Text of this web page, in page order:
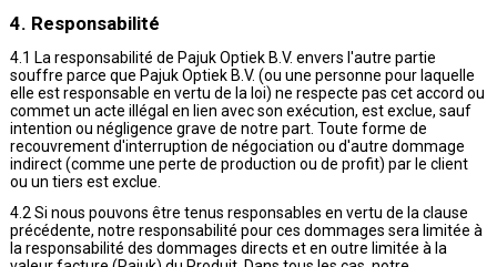
4. Responsabilité
4.1 La responsabilité de Pajuk Optiek B.V. envers l'autre partie
souffre parce que Pajuk Optiek B.V. (ou une personne pour laquelle
elle est responsable en vertu de la loi) ne respecte pas cet accord ou
commet un acte illégal en lien avec son exécution, est exclue, sauf
intention ou négligence grave de notre part. Toute forme de
recouvrement d'interruption de négociation ou d'autre dommage
indirect (comme une perte de production ou de profit) par le client
ou un tiers est exclue.
4.2 Si nous pouvons être tenus responsables en vertu de la clause
précédente, notre responsabilité pour ces dommages sera limitée à
la responsabilité des dommages directs et en outre limitée à la